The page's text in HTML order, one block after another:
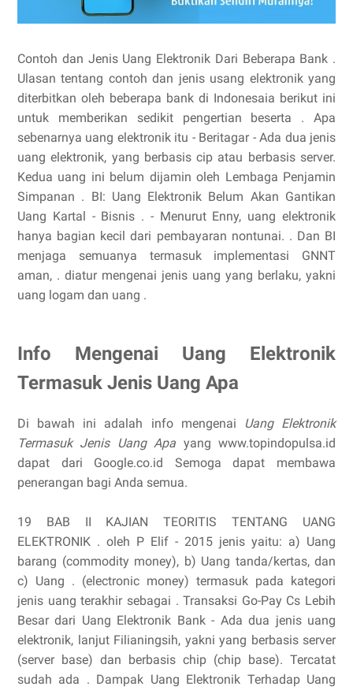
Contoh dan Jenis Uang Elektronik Dari Beberapa Bank .
Ulasan tentang contoh dan jenis usang elektronik yang
diterbitkan oleh beberapa bank di Indonesaia berikut ini
untuk memberikan sedikit pengertian beserta . Apa
sebenarnya uang elektronik itu - Beritagar - Ada dua jenis
uang elektronik, yang berbasis cip atau berbasis server.
Kedua uang ini belum dijamin oleh Lembaga Penjamin
Simpanan . BI: Uang Elektronik Belum Akan Gantikan
Uang Kartal - Bisnis . - Menurut Enny, uang elektronik
hanya bagian kecil dari pembayaran nontunai. . Dan BI
menjaga semuanya termasuk implementasi GNNT
aman, . diatur mengenai jenis uang yang berlaku, yakni
uang logam dan uang .
Info Mengenai Uang Elektronik
Termasuk Jenis Uang Apa
Di bawah ini adalah info mengenai
Uang Elektronik
Termasuk Jenis Uang Apa yang www.topindopulsa.id
dapat dari Google.co.id Semoga dapat membawa
penerangan bagi Anda semua.
19 BAB II KAJIAN TEORITIS TENTANG UANG
ELEKTRONIK . oleh P Elif - ‎2015 jenis yaitu: a) Uang
barang (commodity money), b) Uang tanda/kertas, dan
c) Uang . (electronic money) termasuk pada kategori
jenis uang terakhir sebagai . Transaksi Go-Pay Cs Lebih
Besar dari Uang Elektronik Bank - Ada dua jenis uang
elektronik, lanjut Filianingsih, yakni yang berbasis server
(server base) dan berbasis chip (chip base). Tercatat
sudah ada . Dampak Uang Elektronik Terhadap Uang